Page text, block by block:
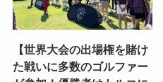
【世界大会の出場権を賭け
た戦いに多数のゴルファー